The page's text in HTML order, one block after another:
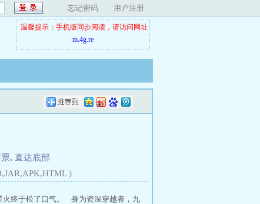
忘记密码 用户注册
温馨提示：手机版同步阅读，请访问网址
m.4g.re
, 直达底部
)
火终于松了口气。 身为资深穿越者，九